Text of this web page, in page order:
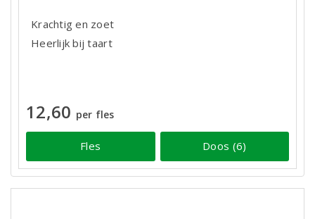
Krachtig en zoet
Heerlijk bij taart
12,60 per fles
Fles Doos (6)